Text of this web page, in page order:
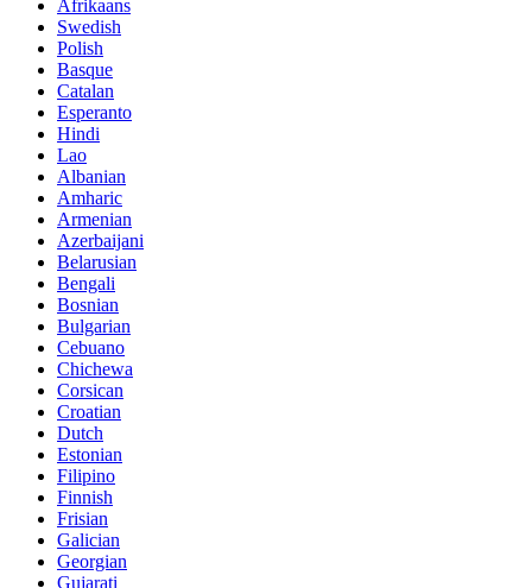
Afrikaans
Swedish
Polish
Basque
Catalan
Esperanto
Hindi
Lao
Albanian
Amharic
Armenian
Azerbaijani
Belarusian
Bengali
Bosnian
Bulgarian
Cebuano
Chichewa
Corsican
Croatian
Dutch
Estonian
Filipino
Finnish
Frisian
Galician
Georgian
Gujarati